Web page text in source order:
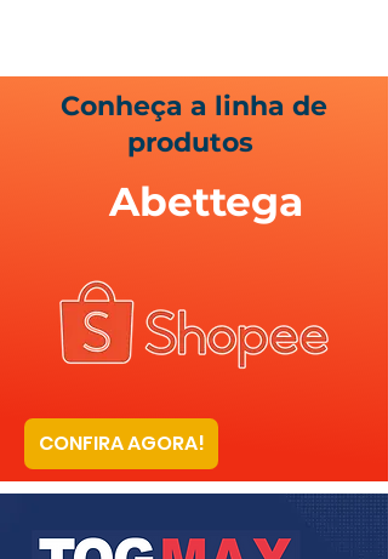
Conheça a linha de
produtos
Abettega
CONFIRA AGORA!